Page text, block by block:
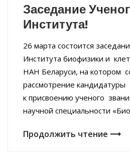
Заседание
Института!
26 марта состоится
Института биофизики и
НАН Беларуси, на котором
рассмотрение
к присвоению ученого
научной специальности
Продолжить чтение